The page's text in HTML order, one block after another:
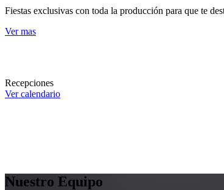
Fiestas exclusivas con toda la producción para que te
Ver mas
Recepciones
Ver calendario
Nuestro Equipo